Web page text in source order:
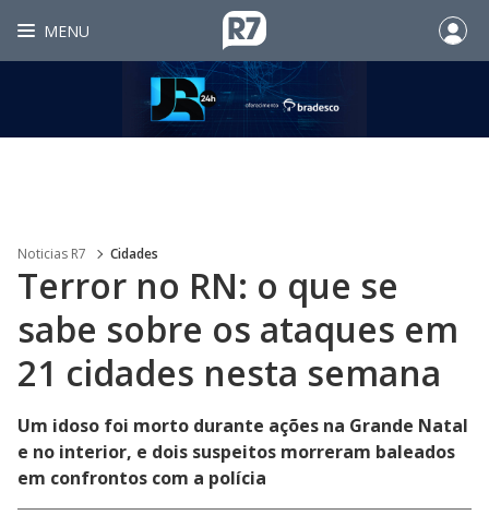
MENU
Noticias R7 Cidades
Terror no RN: o que se
sabe sobre os ataques em
21 cidades nesta semana
Um idoso foi morto durante ações na Grande Natal
e no interior, e dois suspeitos morreram baleados
em confrontos com a polícia